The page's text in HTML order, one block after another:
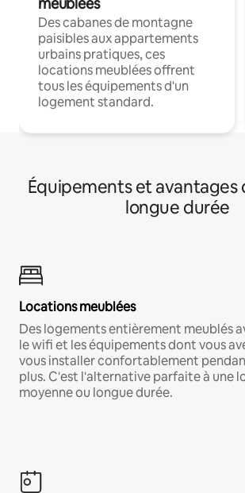
Des cabanes de montagne
paisibles aux appartements
urbains pratiques, ces
locations meublées offrent
tous les équipements d'un
logement standard.
Équipements et avantages
longue durée
Locations meublées
Des logements entièrement meublés
le wifi et les équipements dont vous
vous installer confortablement
plus. C'est l'alternative parfaite à une
moyenne ou longue durée.